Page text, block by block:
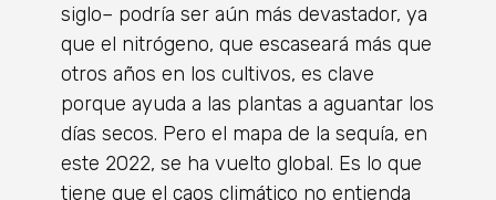
siglo– podría ser aún más devastador, ya
que el nitrógeno, que escaseará más que
otros años en los cultivos, es clave
porque ayuda a las plantas a aguantar los
días secos. Pero el mapa de la sequía, en
este 2022, se ha vuelto global. Es lo que
tiene que el caos climático no entienda